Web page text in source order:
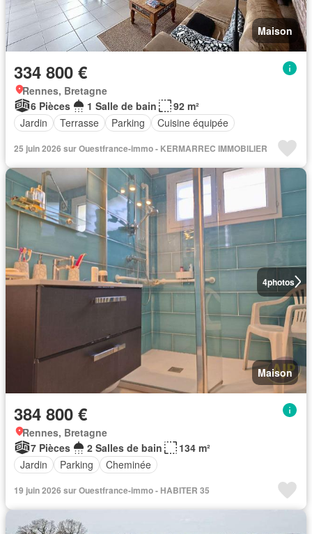
Maison
334 800 €
Rennes, Bretagne
6 Pièces
1 Salle de bain
92 m²
Jardin
Terrasse Parking Cuisine équipée
25 juin 2026 sur Ouestfrance-immo - KERMARREC IMMOBILIER
4photos
Maison
384 800 €
Rennes, Bretagne
7 Pièces
2 Salles de bain
134 m²
Jardin
Parking Cheminée
19 juin 2026 sur Ouestfrance-immo - HABITER 35